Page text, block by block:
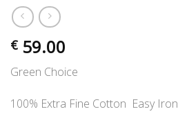
€ 59.00
Green Choice
100% Extra Fine Cotton Easy Iron